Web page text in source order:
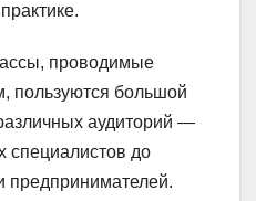
проводимые
пользуются большой
аудиторий —
специалистов до